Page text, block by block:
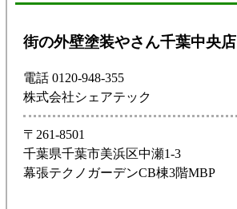
街の外壁塗装やさん千葉中央店
電話 0120-948-355
株式会社シェアテック
〒261-8501
千葉県千葉市美浜区中瀬1-3
幕張テクノガーデンCB棟3階MBP